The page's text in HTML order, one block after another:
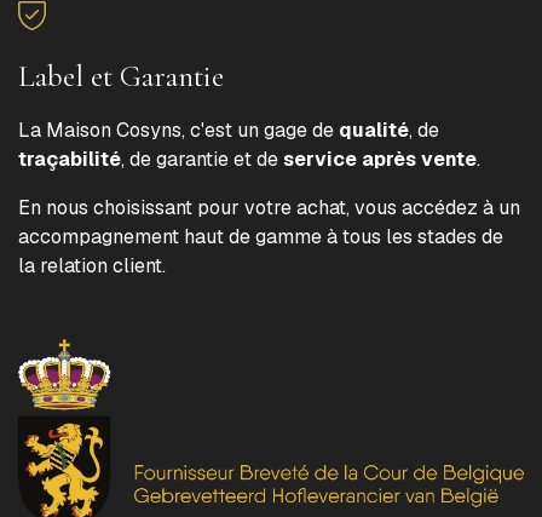
Label et Garantie
La Maison Cosyns, c'est un gage de qualité, de
traçabilité, de garantie et deservice après vente.
En nous choisissant pour votre achat, vous accédez à un
accompagnement haut de gamme à tous les stades de
la relation client.